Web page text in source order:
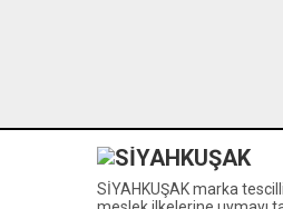
SİYAHKUŞAK marka